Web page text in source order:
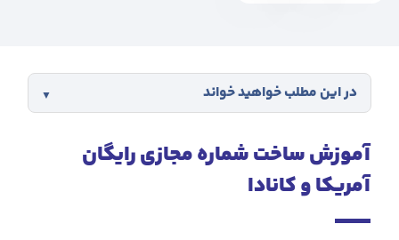
در این مطلب خواهید خواند
آموزش ساخت شماره مجازی رایگان
آمریکا و کانادا